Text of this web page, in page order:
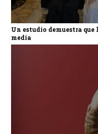
Un estudio demuestra que
media